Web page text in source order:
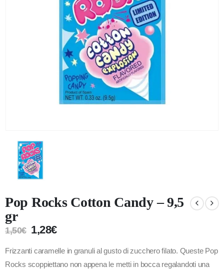
IN 24/48
ORE AD
ECCEZIONE
DI ALCUNE
AREE
Pop Rocks Cotton Candy – 9,5
gr
1,50€ 1,28€
Frizzanti caramelle in granuli al gusto di zucchero filato. Queste Pop
Rocks scoppiettano non appena le metti in bocca regalandoti una